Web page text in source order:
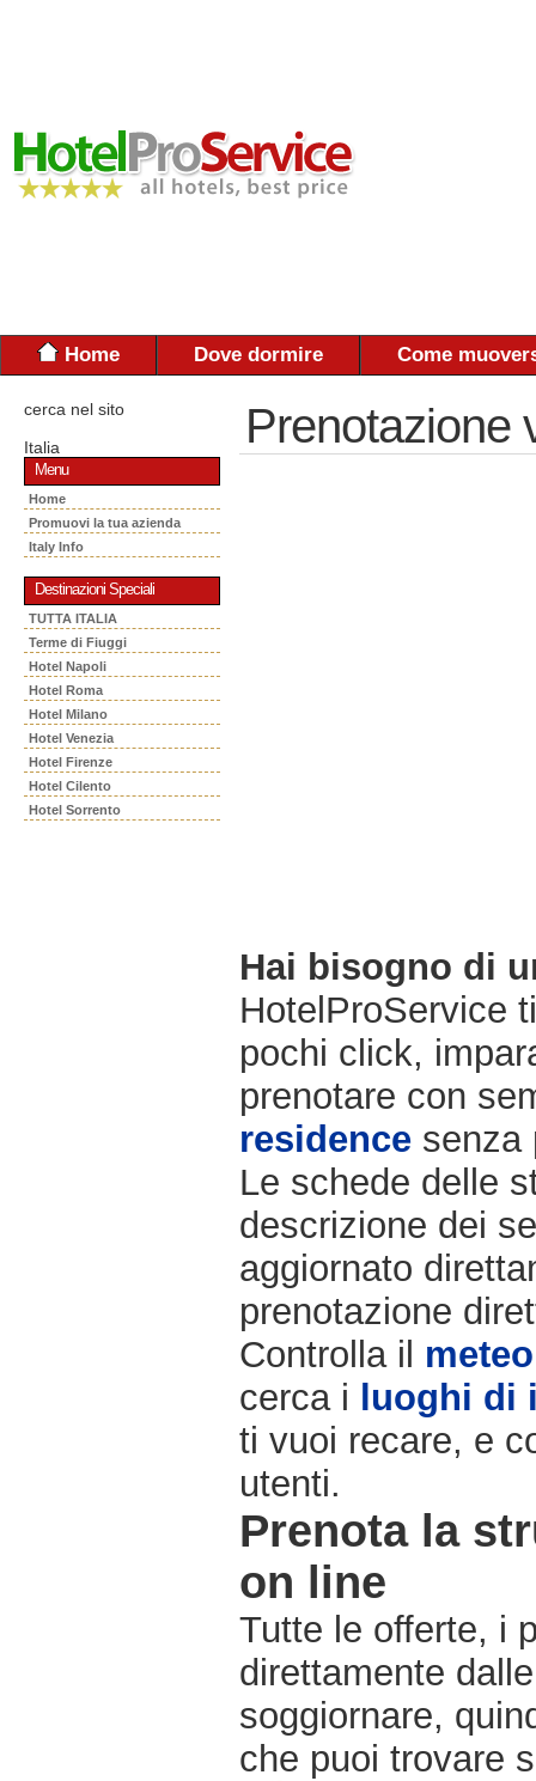
Home Dove dormire Come
cerca nel sito
Italia
Menu
Home
Promuovi la tua azienda
Italy Info
Destinazioni Speciali
TUTTA ITALIA
Terme di Fiuggi
Hotel Napoli
Hotel Roma
Hotel Milano
Hotel Venezia
Hotel Firenze
Hotel Cilento
Hotel Sorrento
Prenotazione
Hai bisogno di
HotelProService
pochi click,
prenotare con
residence senza
Le schede delle
descrizione dei
aggiornato
prenotazione
Controlla il meteo
cerca i luoghi di
ti vuoi recare, e
utenti.
Prenota la
on line
Tutte le offerte, i
direttamente
soggiornare,
che puoi trovare